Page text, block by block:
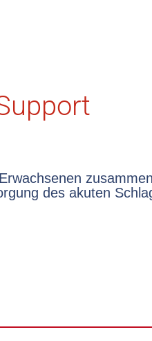
des akuten